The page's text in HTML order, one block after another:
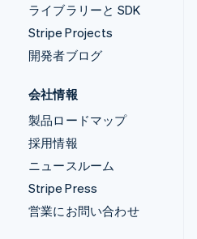
ライブラリーと SDK
Stripe Projects
開発者ブログ
会社情報
製品ロードマップ
採用情報
ニュースルーム
Stripe Press
営業にお問い合わせ